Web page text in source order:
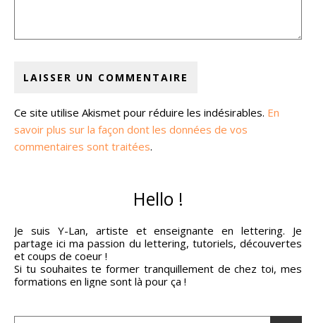
Ce site utilise Akismet pour réduire les indésirables. En
savoir plus sur la façon dont les données de vos
commentaires sont traitées.
Hello !
Je suis Y-Lan, artiste et enseignante en lettering. Je
partage ici ma passion du lettering, tutoriels, découvertes
et coups de coeur !
Si tu souhaites te former tranquillement de chez toi, mes
formations en ligne sont là pour ça !